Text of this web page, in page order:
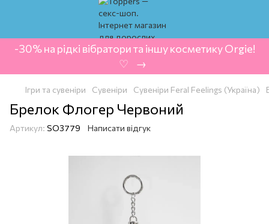
-30% на рідкі вібратори та іншу косметику Orgie!
‍ ♡ ‍ → ‍
Ігри та сувеніри Сувеніри Сувеніри Feral Feelings (Україна)
Брелок Флогер Червоний
Артикул: SO3779 Написати відгук